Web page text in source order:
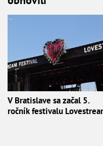
V Bratislave sa začal 5.
ročník festivalu